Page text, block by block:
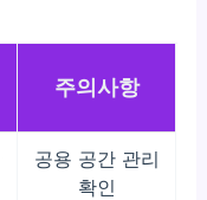
주의사항
공용 공간 관리
확인